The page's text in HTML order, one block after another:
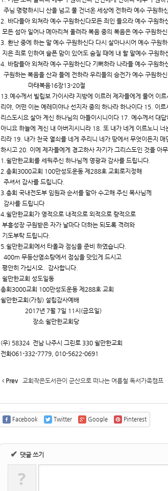
주님 명령하시니 산을 넘고 물 건너온 세상에 전하라 예수 구원하
2. 바다들아 외쳐라 예수 구원하신다모든 죄인 들으라 예수 구원하
모든 섬아 일어나 메아리쳐 울려라 복음 중의 복음은 예수 구원하
3. 환난 중에 하는 말 예수 구원하신다 다시 살아나시어 예수 구원
지은 죄로 인하여 슬픈 맘이 있어도 숨질 때에 내 할 말예수 구원하
4. 바람들아 외쳐라 예수 구원하신다 기뻐하라 나라들 예수 구원하
구원하는 복음을 산과 들에 전하라 우리들의 승전가 예수 구원하
마태복음16장13-20절
13.예수께서 빌립보 가이사랴 지방에 이르러 제자들에게 물어 이
리야, 어떤 이는 예레미야나 선지자 중의 하나라 하나이다 15. 이
리스도시요 살아 계신 하나님의 아들이시니이다 17. 예수께서 대
아니요 하늘에 계신 내 아버지시니라 18. 또 내가 네게 이르노니
리라 19. 내가 천국 열쇠를 네게 주리니 네가 땅에서 무엇이든지
하시고 20. 이에 제자들에게 경고하사 자기가 그리스도인 것을 아
1.쉴만한교회를 세워주신 하나님께 영광과 감사를 드립니다.
2.총회3000교회 100만성도운동 제288호 교회로지정해
주셔서 감사를 드립니다.
3.총회 국내전도부 임원과 순서를 맡아 수고해 주신 목사님께
감사를 드립니다
4.쉴만한교회가 영적으로 내적으로 외적으로 량적으로
부흥성장 구원받은 자가 날마다 더하는 되도록 격려와
기도부탁 드립니다.
5.쉴만한교회에서 타올과 점심을 준비 하였습니다.
400m 무등산염소탕에서 점심을 맛있게 드시고
평안히 가십시오. 감사합니다.
쉴만한교회 성도일동
총회3000교회 100만성도운동 제288호 교회
쉴만한교회(가칭) 설립감사예배
2017년 7월 7일 11시(금요일)
장소 쉴만한교회당
(우) 58324 전남 나주시 그린로 330 쉴만한교회
전화061-332-7779, 010-5622-0691
Prev 교회작은도서관이 군산으로 떠나는 여름철 독서가족캠프
Facebook Twitter Google Pinterest
✔ 댓글 쓰기
?